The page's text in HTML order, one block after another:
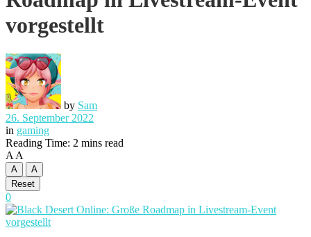
vorgestellt
by Sam
26. September 2022
in gaming
Reading Time: 2 mins read
A A
A
A
Reset
0